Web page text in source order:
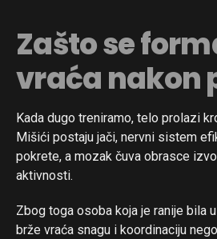
Zašto se
vraća nakon
Kada dugo treniramo, telo prolazi
Mišići postaju jači, nervni sistem
pokrete, a mozak čuva obrasce
aktivnosti.
Zbog toga osoba koja je ranije bila
brže vraća snagu i koordinaciju